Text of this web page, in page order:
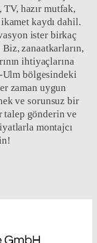
hazır mutfak,
kaydı dahil.
ister birkaç
zanaatkarların,
ihtiyaçlarına
Ulm bölgesindeki
zaman uygun
ve sorunsuz bir
talep gönderin ve
montajcı